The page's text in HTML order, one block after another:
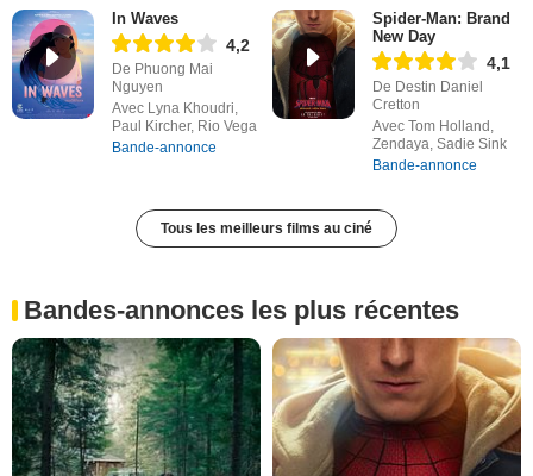
In Waves
4,2
De Phuong Mai
Nguyen
Avec Lyna Khoudri,
Paul Kircher, Rio Vega
Bande-annonce
Spider-Man: Brand
New Day
4,1
De Destin Daniel
Cretton
Avec Tom Holland,
Zendaya, Sadie Sink
Bande-annonce
Tous les meilleurs films au ciné
Bandes-annonces les plus récentes